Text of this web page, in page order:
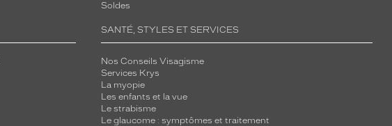
Soldes
SANTÉ, STYLES ET SERVICES
Nos Conseils Visagisme
Services Krys
La myopie
Les enfants et la vue
Le strabisme
Le glaucome : symptômes et traitement